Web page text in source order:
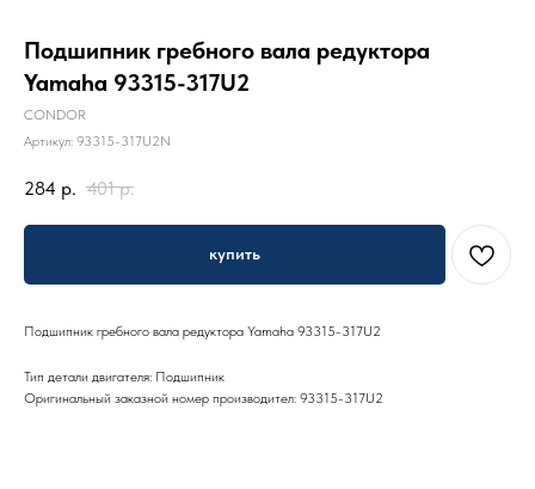
Подшипник гребного вала редуктора
Yamaha 93315-317U2
CONDOR
Артикул: 93315-317U2N
284 р. 401 р.
купить
Подшипник гребного вала редуктора Yamaha 93315-317U2
Тип детали двигателя: Подшипник
Оригинальный заказной номер производител: 93315-317U2